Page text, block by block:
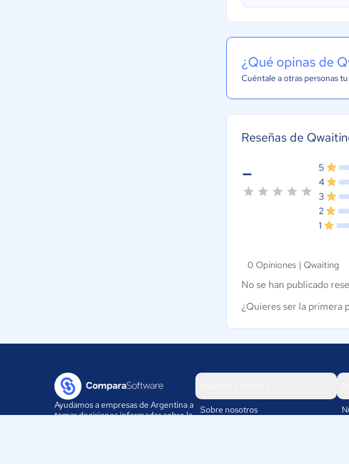
¿Qué opinas de
Cuéntale a otras personas
Reseñas de
- 5
4
3
2
1
0 Opiniones | Qwaiting
No se han publicado
¿Quieres ser la primera
Ayudamos a empresas de Argentina a
tomar decisiones informadas sobre la
Sobre nosotros